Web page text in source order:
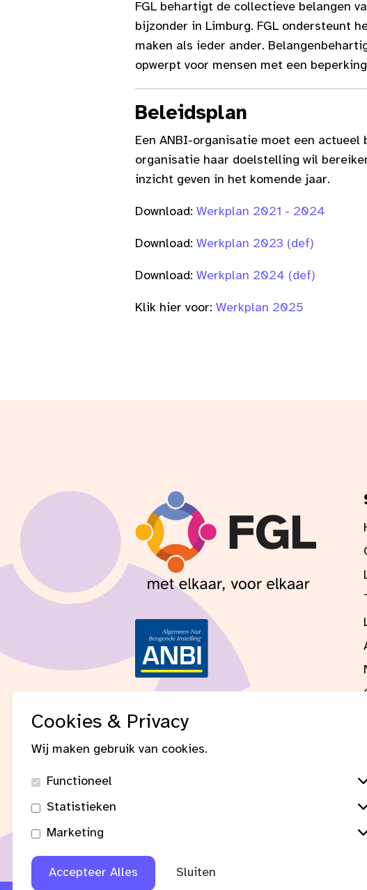
Cookies & Privacy
Wij maken gebruik van cookies.
Functioneel
Statistieken
Marketing
Accepteer Alles Sluiten
FGL behartigt de collectieve belangen
bijzonder in Limburg. FGL ondersteunt
maken als ieder ander.
opwerpt voor mensen met een
Beleidsplan
Een ANBI-organisatie moet een
organisatie haar doelstelling wil
inzicht geven in het komende jaar.
Download: Werkplan 2021 - 2024
Download: Werkplan 2023 (def)
Download: Werkplan 2024 (def)
Klik hier voor: Werkplan 2025